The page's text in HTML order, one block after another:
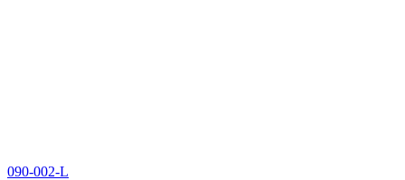
090-002-L